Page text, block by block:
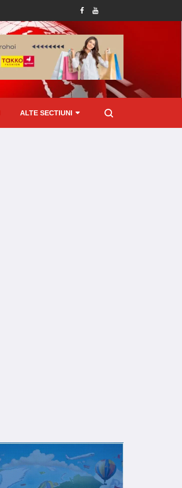
Botoșănean prins cu țigări de contrabandă ascunse în mașină
ALTE SECTIUNI